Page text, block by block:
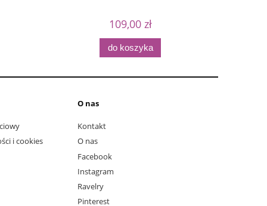
109,00 zł
do koszyka
i cookies
O nas
Kontakt
O nas
Facebook
Instagram
Ravelry
Pinterest